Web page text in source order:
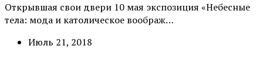
Открывшая свои двери 10 мая экспозиция «Небесные
тела: мода и католическое воображ…
Июль 21, 2018